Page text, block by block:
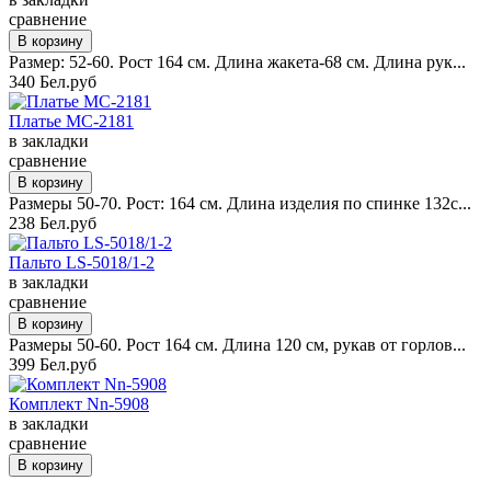
сравнение
Размер: 52-60. Рост 164 см. Длина жакета-68 см. Длина рук...
340 Бел.руб
Платье MC-2181
в закладки
сравнение
Размеры 50-70. Рост: 164 см. Длина изделия по спинке 132с...
238 Бел.руб
Пальто LS-5018/1-2
в закладки
сравнение
Размеры 50-60. Рост 164 см. Длина 120 см, рукав от горлов...
399 Бел.руб
Комплект Nn-5908
в закладки
сравнение